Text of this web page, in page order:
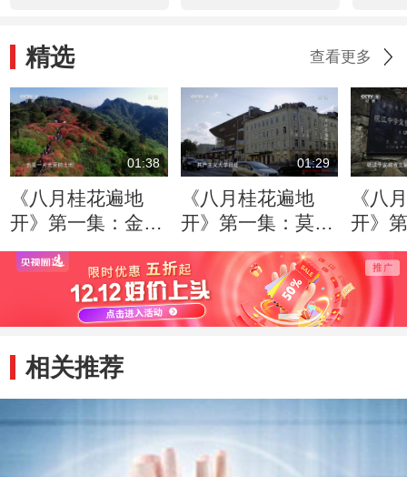
精选 查看更多
01:38
《八月桂花遍地
开》第一集：金寨
红军的摇篮 将军
的故乡
01:29
《八月桂花遍地
开》第一集：莫斯
科东方劳动者共产
主义大学旧址
《八
开》
慈的
相关推荐